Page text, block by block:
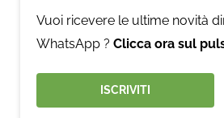
Vuoi ricevere le ultime novità
WhatsApp ? Clicca ora sul
ISCRIVITI